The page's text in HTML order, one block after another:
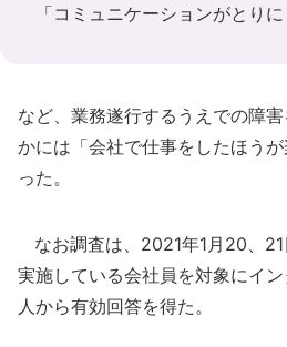
「コミュニケーションがとりに
など、業務遂行するうえでの障
かには「会社で仕事をしたほう
った。
なお調査は、2021年1月20、
実施している会社員を対象にイ
人から有効回答を得た。